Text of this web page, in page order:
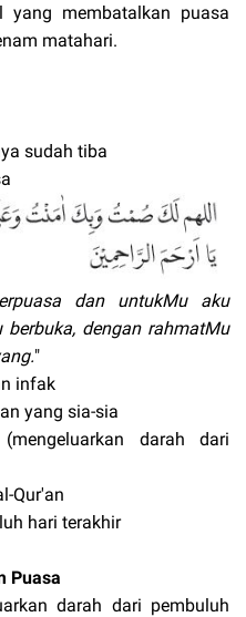
membatalkan puasa
matahari.
sudah tiba
dan untukMu aku
dengan rahmatMu
"
infak
yang sia-sia
darah dari
Qur'an
hari terakhir
Puasa
darah dari pembuluh